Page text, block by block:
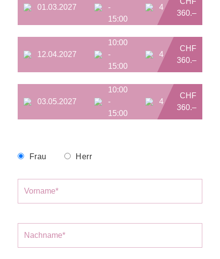
01.03.2027
-
15:00
4
360.–
12.04.2027
10:00
-
15:00
4
CHF
360.–
03.05.2027
10:00
-
15:00
4
CHF
360.–
Frau Herr